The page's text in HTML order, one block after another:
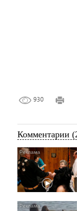
930
Комментарии